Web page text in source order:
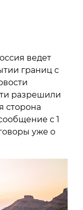
ведет
границ с
разрешили
сторона
с 1
уже о